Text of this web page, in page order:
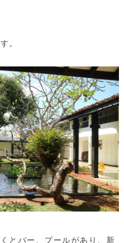
。
とバー、プールがあり、新